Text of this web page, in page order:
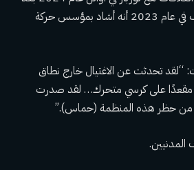
أن ذكرت صحيفة التلغراف في عام 2023 أنه أشاد بمؤسس حركة
“لقد تحدثت عن الاغتيال خارج نطاق
مقعدًا على كرسي متحرك… لقد صدرت
من حظر هذه المنظمة (حماس).”